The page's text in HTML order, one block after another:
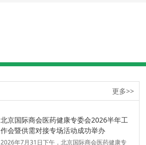
更多>>
北京国际商会医药健康专委会2026半年工
作会暨供需对接专场活动成功举办
2026年7月31日下午，北京国际商会医药健康专